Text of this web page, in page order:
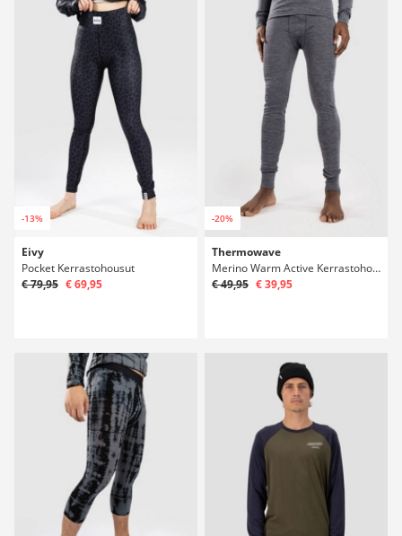
-13%
Eivy
Pocket Kerrastohousut
€ 79,95 € 69,95
-20%
Thermowave
Merino Warm Active Kerrastohousut
€ 49,95 € 39,95